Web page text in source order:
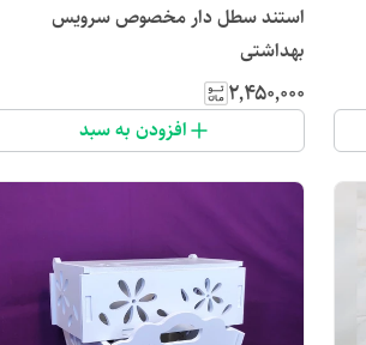
استند سطل دار مخصوص سرویس
بهداشتی
۲٬۴۵۰٬۰۰۰
افزودن به سبد